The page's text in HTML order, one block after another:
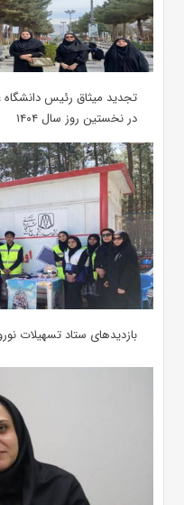
تجدید میثاق رئیس دانشگاه
در نخستین روز سال ۱۴۰۴
بازدیدهای ستاد تسهیلات